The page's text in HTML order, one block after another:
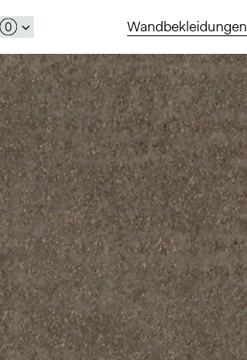
Wandbekleidungen